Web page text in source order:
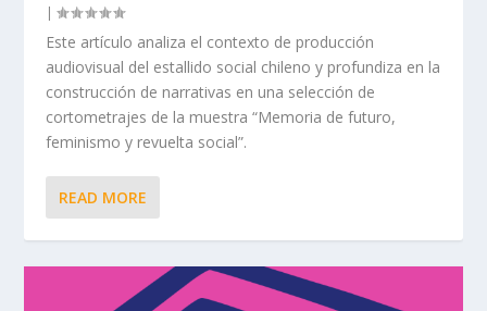
|
Este artículo analiza el contexto de producción
audiovisual del estallido social chileno y profundiza en la
construcción de narrativas en una selección de
cortometrajes de la muestra “Memoria de futuro,
feminismo y revuelta social”.
READ MORE